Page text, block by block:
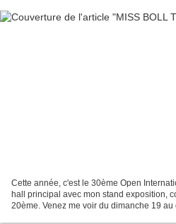
Cette année, c'est le 30ème Open
hall principal avec mon stand exposition,
20ème. Venez me voir du dimanche 19 au